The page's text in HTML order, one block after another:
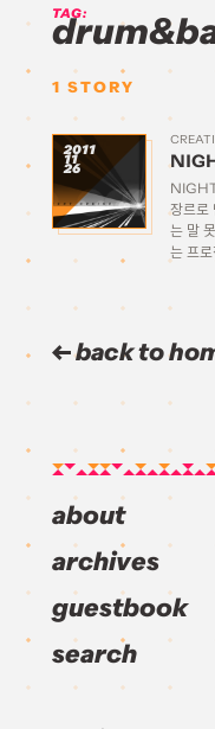
TAG:
1 STORY
2011
11
26
장르로
는 말
는 프
back to
about
archives
guestbook
search